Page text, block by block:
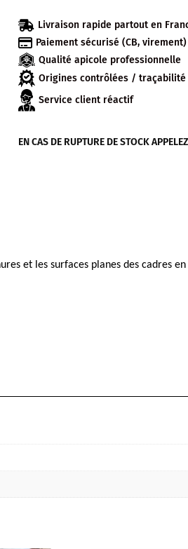
DE
RUCHE
 Livraison rapide partout en
 Paiement sécurisé (CB, virement)
Qualité apicole professionnelle
Origines contrôlées / traçabilité
Service client réactif
EN CAS DE RUPTURE DE STOCK
et les surfaces planes des cadres